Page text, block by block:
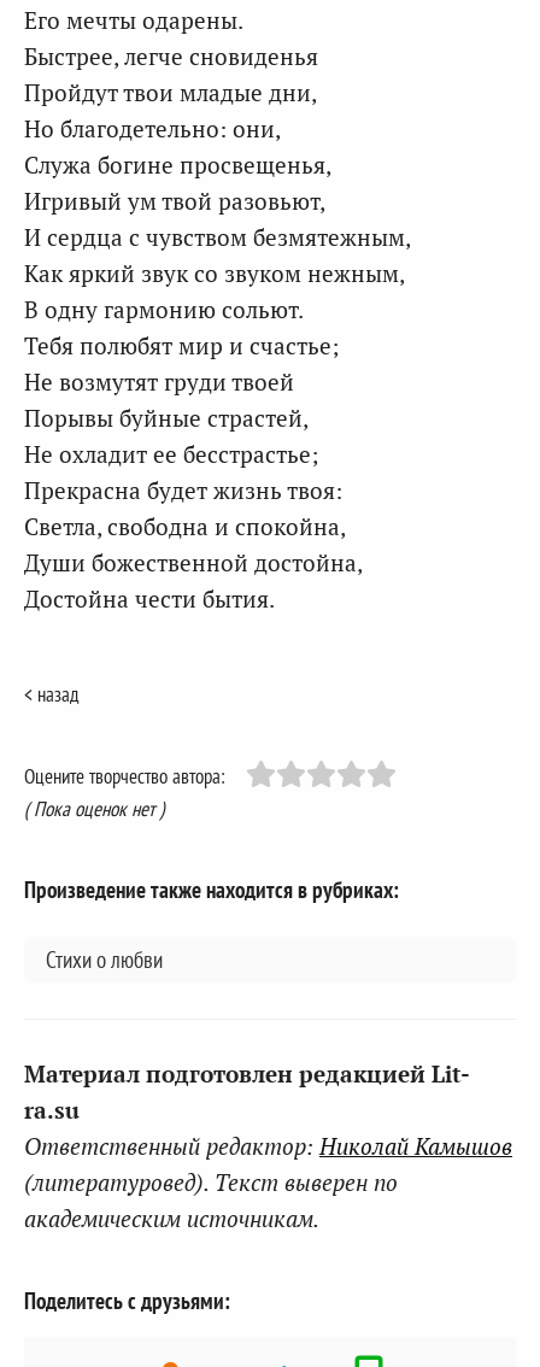
Его мечты одарены.
Быстрее, легче сновиденья
Пройдут твои младые дни,
Но благодетельно: они,
Служа богине просвещенья,
Игривый ум твой разовьют,
И сердца с чувством безмятежным,
Как яркий звук со звуком нежным,
В одну гармонию сольют.
Тебя полюбят мир и счастье;
Не возмутят груди твоей
Порывы буйные страстей,
Не охладит ее бесстрастье;
Прекрасна будет жизнь твоя:
Светла, свободна и спокойна,
Души божественной достойна,
Достойна чести бытия.
< назад
Оцените творчество автора:
( Пока оценок нет )
Произведение также находится в рубриках:
Стихи о любви
Материал подготовлен редакцией Lit-
ra.su
Ответственный редактор:Николай Камышов
(литературовед). Текст выверен по
академическим источникам.
Поделитесь с друзьями: